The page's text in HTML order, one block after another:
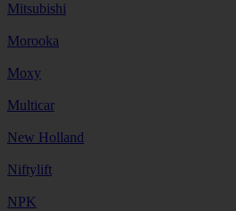
Mitsubishi
Morooka
Moxy
Multicar
New Holland
Niftylift
NPK